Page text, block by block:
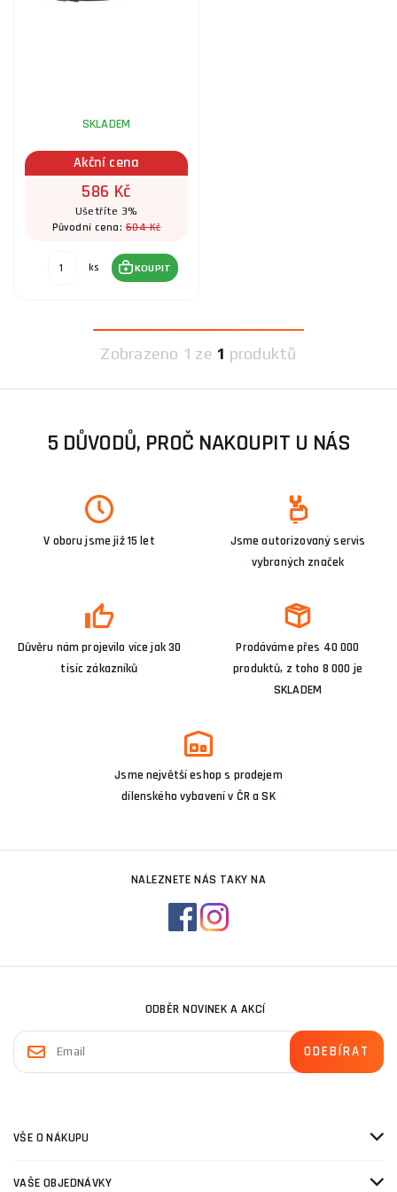
SKLADEM
Akční cena
586 Kč
Ušetříte 3%
Původní cena:604 Kč
ks KOUPIT
Zobrazeno 1 ze 1 produktů
5 DŮVODŮ, PROČ NAKOUPIT U NÁS
V oboru jsme již 15 let
Jsme autorizovaný servis
vybraných značek
Důvěru nám projevilo více jak 30
tisíc zákazníků
Prodáváme přes 40 000
produktů, z toho 8 000 je
SKLADEM
Jsme největší eshop s prodejem
dílenského vybavení v ČR a SK
NALEZNETE NÁS TAKY NA
ODBĚR NOVINEK A AKCÍ
VŠE O NÁKUPU
VAŠE OBJEDNÁVKY